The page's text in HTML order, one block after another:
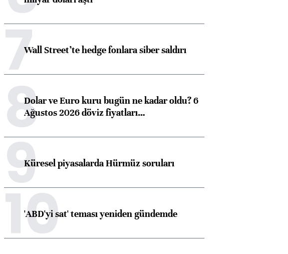
7Wall Street’te hedge fonlara siber saldırı
8Dolar ve Euro kuru bugün ne kadar oldu? 6
Ağustos 2026 döviz fiyatları…
9Küresel piyasalarda Hürmüz soruları
10
'ABD'yi sat' teması yeniden gündemde